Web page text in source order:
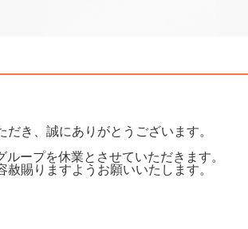
田ゴルフリンクス
エーススポーツプラザ市川
山スポーツ&カルチャー
き、誠にありがとうございます。
ープを休業とさせていただきます。
賜りますようお願いいたします。